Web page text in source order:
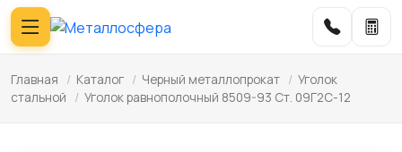
Главная / Каталог / Черный металлопрокат / Уголок
стальной
/ Уголок равнополочный 8509-93 Ст. 09Г2С-12